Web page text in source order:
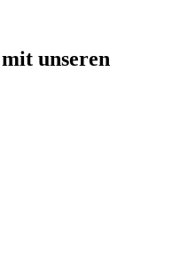
unseren